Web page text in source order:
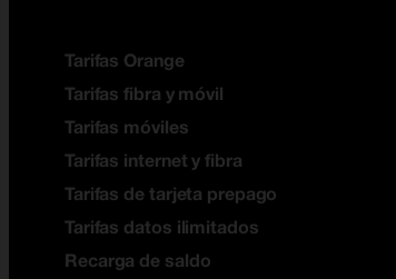
Tarifas Orange
Tarifas fibra y móvil
Tarifas móviles
Tarifas internet y fibra
Tarifas de tarjeta prepago
Tarifas datos ilimitados
Recarga de saldo